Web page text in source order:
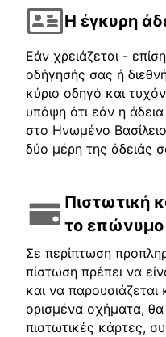
Η έγκυρη
Εάν χρειάζεται -
οδήγησής σας ή
κύριο οδηγό και
υπόψη ότι εάν η
στο Ηνωμένο
δύο μέρη της άδειάς
Πιστωτική
το επώνυμο
Σε περίπτωση
πίστωση πρέπει να
και να
ορισμένα οχήματα,
πιστωτικές κάρτες,